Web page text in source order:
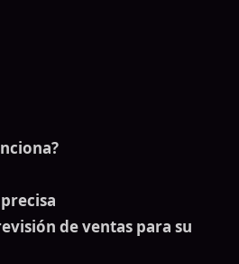
de ventas para su